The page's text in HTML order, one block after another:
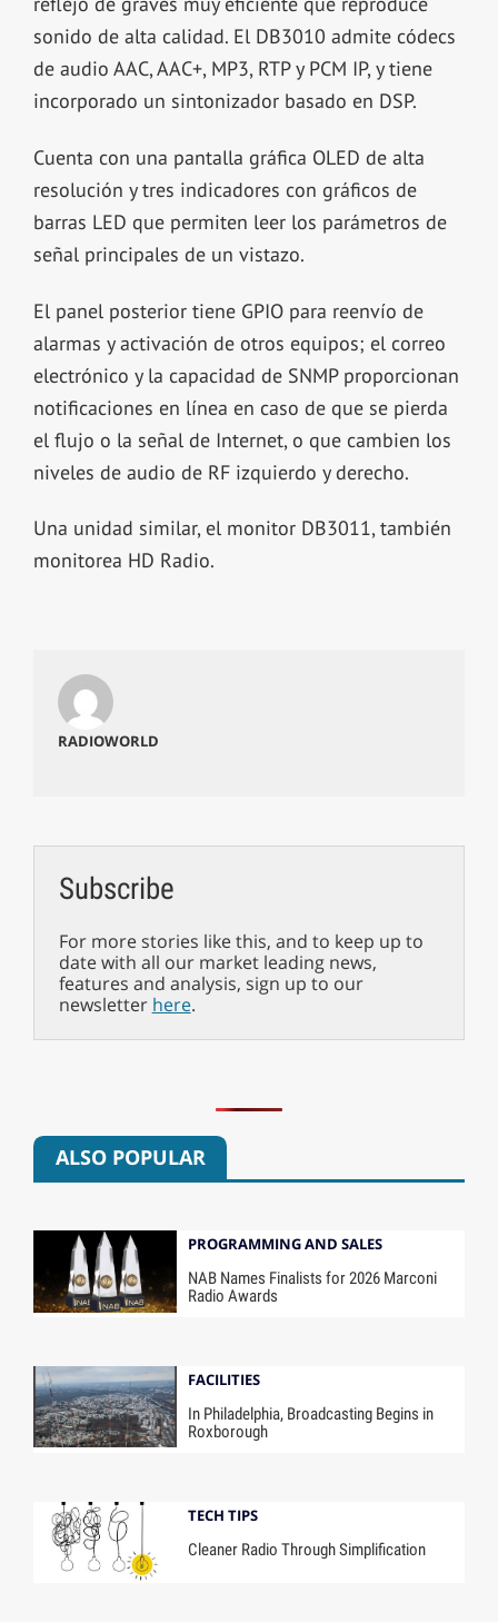
sonido de alta calidad. El DB3010 admite códecs
de audio AAC, AAC+, MP3, RTP y PCM IP, y tiene
incorporado un sintonizador basado en DSP.
Cuenta con una pantalla gráfica OLED de alta
resolución y tres indicadores con gráficos de
barras LED que permiten leer los parámetros de
señal principales de un vistazo.
El panel posterior tiene GPIO para reenvío de
alarmas y activación de otros equipos; el correo
electrónico y la capacidad de SNMP proporcionan
notificaciones en línea en caso de que se pierda
el flujo o la señal de Internet, o que cambien los
niveles de audio de RF izquierdo y derecho.
Una unidad similar, el monitor DB3011, también
monitorea HD Radio.
RADIOWORLD
Subscribe
For more stories like this, and to keep up to
date with all our market leading news,
features and analysis, sign up to our
newsletter here.
ALSO POPULAR
PROGRAMMING AND SALES
NAB Names Finalists for 2026 Marconi
Radio Awards
FACILITIES
In Philadelphia, Broadcasting Begins in
Roxborough
TECH TIPS
Cleaner Radio Through Simplification